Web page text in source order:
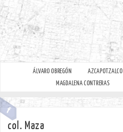
ÁLVARO OBREGÓN AZCAPOTZALCO
MAGDALENA CONTRERAS
col. Maza